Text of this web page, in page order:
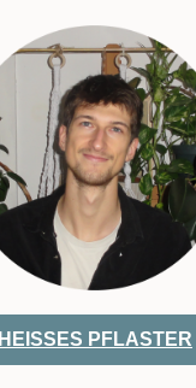
HEISSES PFLASTER